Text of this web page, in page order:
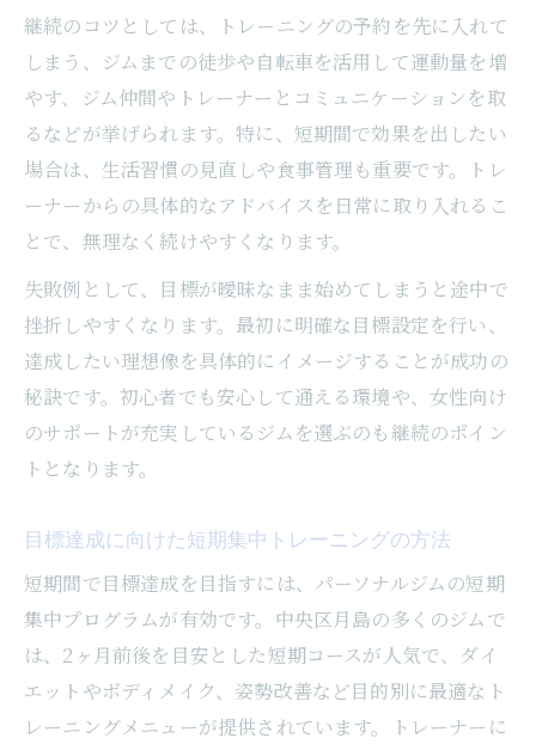
継続のコツとしては、トレーニングの予約を先に入れて
しまう、ジムまでの徒歩や自転車を活用して運動量を増
やす、ジム仲間やトレーナーとコミュニケーションを取
るなどが挙げられます。特に、短期間で効果を出したい
場合は、生活習慣の見直しや食事管理も重要です。トレ
ーナーからの具体的なアドバイスを日常に取り入れるこ
とで、無理なく続けやすくなります。
失敗例として、目標が曖昧なまま始めてしまうと途中で
挫折しやすくなります。最初に明確な目標設定を行い、
達成したい理想像を具体的にイメージすることが成功の
秘訣です。初心者でも安心して通える環境や、女性向け
のサポートが充実しているジムを選ぶのも継続のポイン
トとなります。
目標達成に向けた短期集中トレーニングの方法
短期間で目標達成を目指すには、パーソナルジムの短期
集中プログラムが有効です。中央区月島の多くのジムで
は、2ヶ月前後を目安とした短期コースが人気で、ダイ
エットやボディメイク、姿勢改善など目的別に最適なト
レーニングメニューが提供されています。トレーナーに